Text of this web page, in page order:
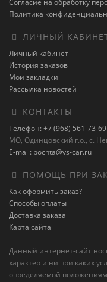
Согласие на обработку
Политика
ЛИЧНЫЙ
Личный кабинет
История заказов
Мои закладки
Рассылка новостей
КОНТАКТЫ
Телефон: +7 (968) 561-73-69
МО, Одинцовский г.о., с.
E-mail: pochta@vs-car.ru
ПОМОЩЬ ПРИ
Как оформить заказ?
Способы оплаты
Доставка заказа
Карта сайта
Данный интернет-сайт
характер и ни при каких
определяемой